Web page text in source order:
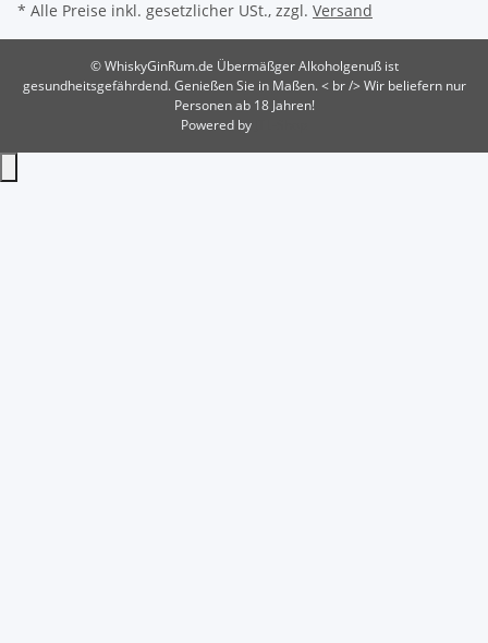
* Alle Preise inkl. gesetzlicher USt., zzgl. Versand
© WhiskyGinRum.de Übermäßger Alkoholgenuß ist
gesundheitsgefährdend. Genießen Sie in Maßen. < br /> Wir beliefern nur
Personen ab 18 Jahren!
Powered by